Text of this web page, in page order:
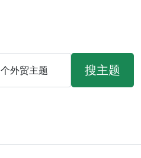
个外贸主题 搜主题